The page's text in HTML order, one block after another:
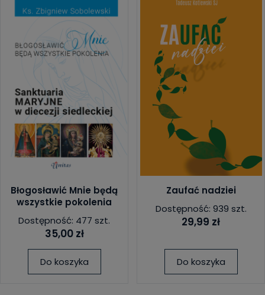
Błogosławić Mnie będą
wszystkie pokolenia
Dostępność: 477 szt.
35,00 zł
Do koszyka
Zaufać nadziei
Dostępność: 939 szt.
29,99 zł
Do koszyka